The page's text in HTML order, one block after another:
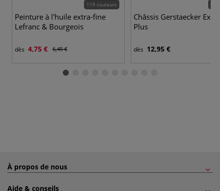
119 couleurs
Peinture à l'huile extra-fine
Lefranc & Bourgeois
dès 4,75 € 6,45 €
Châssis Gerstaecker
Plus
dès 12,95 €
À propos de nous
Aide & conseils